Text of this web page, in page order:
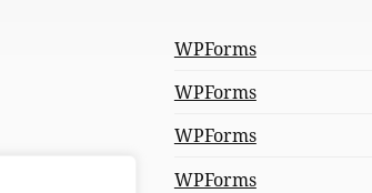
WPForms
WPForms
WPForms
WPForms